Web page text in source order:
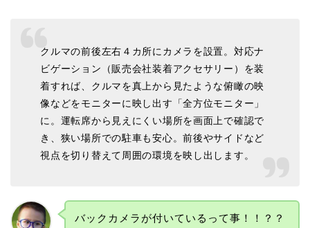
クルマの前後左右４カ所にカメラを設置。対応ナ
ビゲーション（販売会社装着アクセサリー）を装
着すれば、クルマを真上から見たような俯瞰の映
像などをモニターに映し出す「全方位モニター」
に。運転席から見えにくい場所を画面上で確認で
き、狭い場所での駐車も安心。前後やサイドなど
視点を切り替えて周囲の環境を映し出します。
バックカメラが付いているって事！！？？